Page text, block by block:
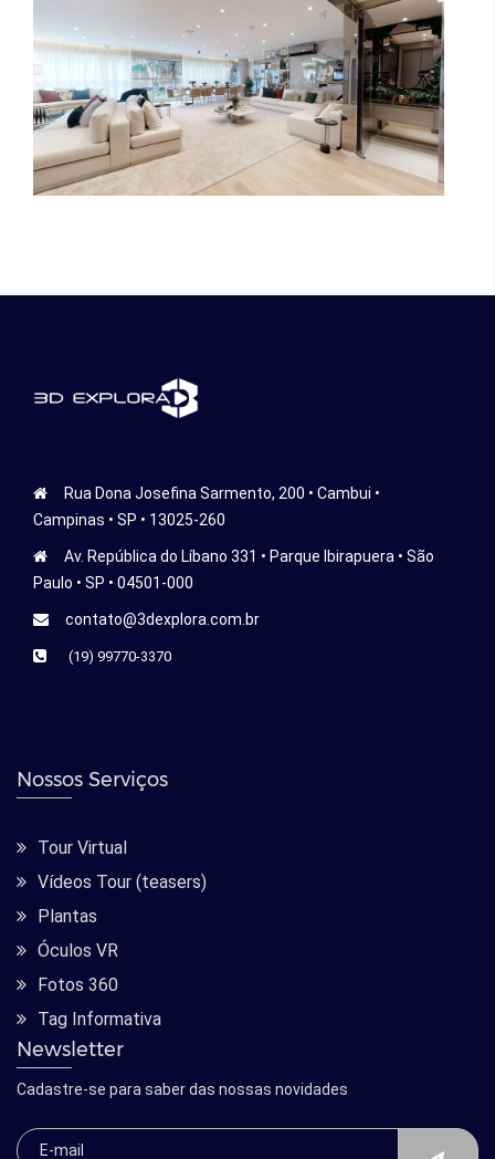
Rua Dona Josefina Sarmento, 200 • Cambui •
Campinas • SP • 13025-260
Av. República do Líbano 331 • Parque Ibirapuera • São
Paulo • SP • 04501-000
contato@3dexplora.com.br
(19) 99770-3370
Nossos Serviços
Tour Virtual
Vídeos Tour (teasers)
Plantas
Óculos VR
Fotos 360
Tag Informativa
Newsletter
Cadastre-se para saber das nossas novidades